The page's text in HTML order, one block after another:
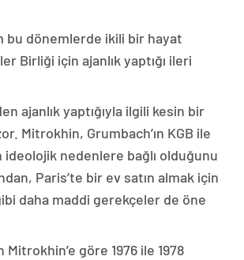
bu dönemlerde ikili bir hayat
Birliği için ajanlık yaptığı ileri
ajanlık yaptığıyla ilgili kesin bir
Mitrokhin, Grumbach’ın KGB ile
ideolojik nedenlere bağlı olduğunu
Paris’te bir ev satın almak için
daha maddi gerekçeler de öne
Mitrokhin’e göre 1976 ile 1978